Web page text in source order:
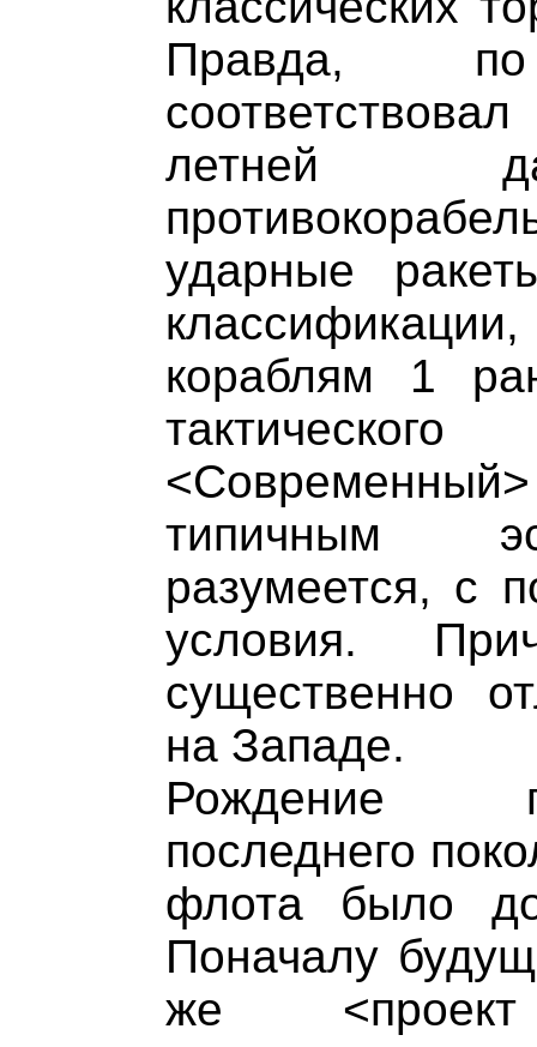
Правда,
летней
ударные
кораблям 1
типичным
разумеется, с
условия.
существенно
на Западе.
Рождение
последнего
флота было
Поначалу
же